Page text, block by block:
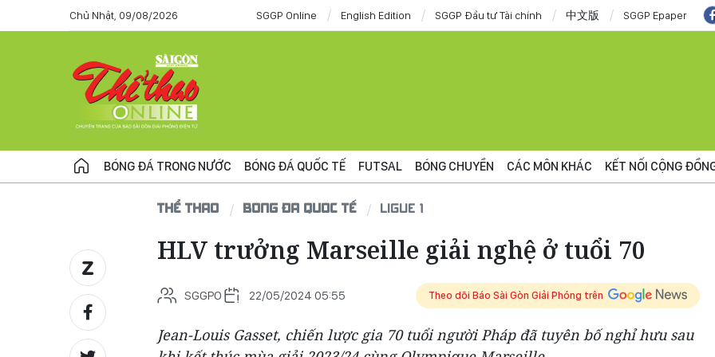
Chủ Nhật, 09/08/2026 SGGP Online English Edition SGGP Đầu tư Tài chính 中文版 SGGP Epaper
BÓNG ĐÁ TRONG NƯỚC BÓNG ĐÁ QUỐC TẾ FUTSAL BÓNG CHUYỀN CÁC MÔN KHÁC KẾT NỐI CỘNG
THỂ THAO BÓNG ĐÁ QUỐC TẾ LIGUE 1
HLV trưởng Marseille giải nghệ ở tuổi 70
SGGPO 22/05/2024 05:55 Theo dõi Báo Sài Gòn Giải Phóng trên
Jean-Louis Gasset, chiến lược gia 70 tuổi người Pháp đã tuyên bố nghỉ hưu sau